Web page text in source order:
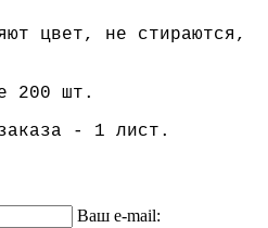
цвет, не стираются,
200 шт.
- 1 лист.
Ваш e-mail: